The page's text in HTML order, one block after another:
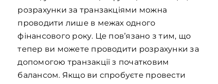
розрахунки за транзакціями можна
проводити лише в межах одного
фінансового року. Це пов’язано з тим, що
тепер ви можете проводити розрахунки за
допомогою транзакції з початковим
балансом. Якщо ви спробуєте провести